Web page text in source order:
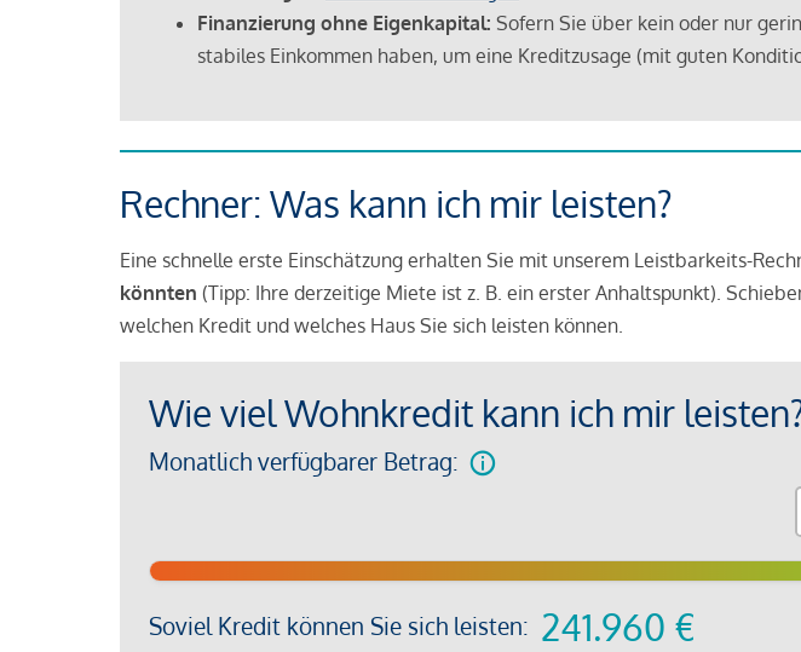
Finanzierung ohne Eigenkapital: Sofern Sie über kein oder nur
stabiles Einkommen haben, um eine Kreditzusage (mit guten
Rechner: Was kann ich mir leisten?
Eine schnelle erste Einschätzung erhalten Sie mit unserem Leistbarkeits-
könnten (Tipp: Ihre derzeitige Miete ist z. B. ein erster Anhaltspunkt).
welchen Kredit und welches Haus Sie sich leisten können.
Wie viel Wohnkredit kann ich mir
Monatlich verfügbarer Betrag:
Soviel Kredit können Sie sich leisten: 241.960 €